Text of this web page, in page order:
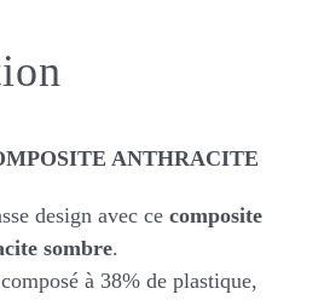
ANTHRACITE
design avec ce composite
sombre.
à 38% de plastique,